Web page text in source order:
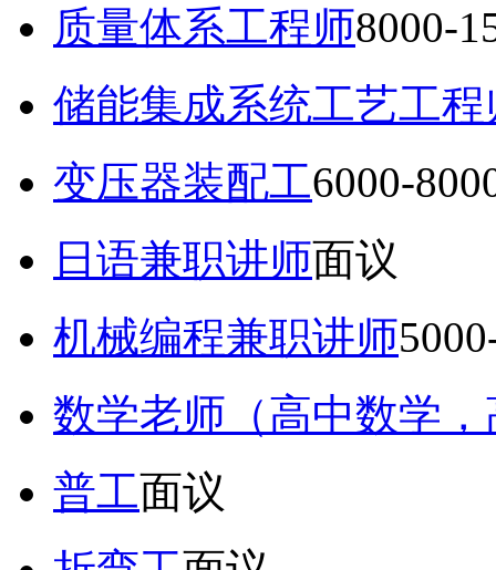
质量体系工程师8000-
储能集成系统工艺工程
变压器装配工6000-
日语兼职讲师面议
机械编程兼职讲师
数学老师（高中数学
普工面议